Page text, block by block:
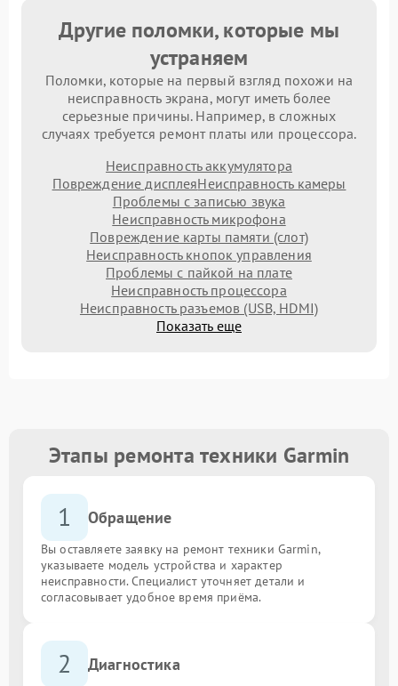
Другие поломки, которые мы
устраняем
Поломки, которые на первый взгляд похожи на
неисправность экрана, могут иметь более
серьезные причины. Например, в сложных
случаях требуется ремонт платы или процессора.
Неисправность аккумулятора
Повреждение дисплеяНеисправность камеры
Проблемы с записью звука
Неисправность микрофона
Повреждение карты памяти (слот)
Неисправность кнопок управления
Проблемы с пайкой на плате
Неисправность процессора
Неисправность разъемов (USB, HDMI)
Показать еще
Этапы ремонта техники Garmin
1 Обращение
Вы оставляете заявку на ремонт техники Garmin,
указываете модель устройства и характер
неисправности. Специалист уточняет детали и
согласовывает удобное время приёма.
2 Диагностика